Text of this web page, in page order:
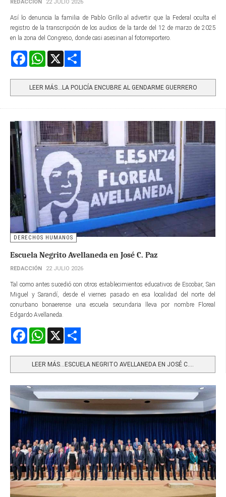
REDACCIÓN 22 JULIO 2026
Así lo denuncia la familia de Pablo Grillo al advertir que la Federal oculta el
registro de la transcripción de los audios de la tarde del 12 de marzo de 2025
en la zona del Congreso, donde casi asesinan al fotorreportero.
FacebookWhatsApp
LEER MÁS…LA POLICÍA ENCUBRE AL GENDARME GUERRERO
DERECHOS HUMANOS
Escuela Negrito Avellaneda en José C. Paz
REDACCIÓN 22 JULIO 2026
Tal como antes sucedió con otros establecimientos educativos de Escobar, San
Miguel y Sarandí, desde el viernes pasado en esa localidad del norte del
conurbano bonaerense una escuela secundaria lleva por nombre Floreal
Edgardo Avellaneda.
FacebookWhatsApp
LEER MÁS…ESCUELA NEGRITO AVELLANEDA EN JOSÉ C....